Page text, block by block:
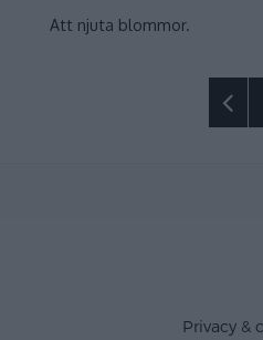
Att njuta blommor.
Privacy &